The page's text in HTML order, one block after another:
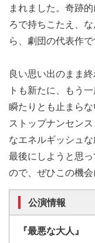
まれました。奇跡
ろで持ちこたえ、
ら、劇団の代表作で
良い思い出のまま
トも新たに、もう
瞬たりとも止まら
ストップナンセン
なエネルギッシュ
最後にしようと思っ
ので、ぜひこの機会
公演情報
『最悪な大人』